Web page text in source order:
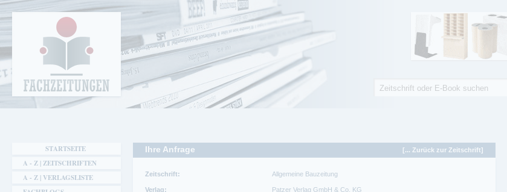
Fachzeitungen.de - Das unabhängige Portal
für Fachmagazine Fachpublikationen &
eBooks
Ihre Anfrage [... Zurück zur Zeitschrift]
Zeitschrift: Allgemeine Bauzeitung
Verlag:
Patzer Verlag GmbH & Co. KG
STARTSEITE
A - Z | ZEITSCHRIFTEN
A - Z | VERLAGSLISTE
Suchformular